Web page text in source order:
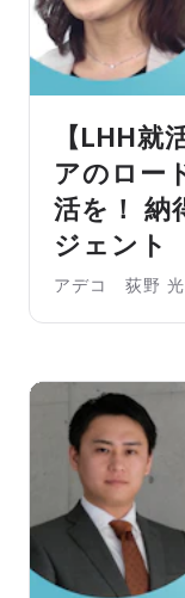
【LHH就
アのロー
活を！ 納
ジェント
アデコ 荻野 光